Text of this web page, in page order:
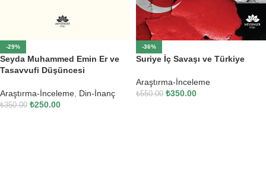
-29%
Seyda Muhammed Emin Er ve
Tasavvufi Düşüncesi
Araştırma-İnceleme Din-İnanç
₺350.00 ₺250.00
-36%
Suriye İç Savaşı ve Türkiye
Araştırma-İnceleme
₺550.00 ₺350.00